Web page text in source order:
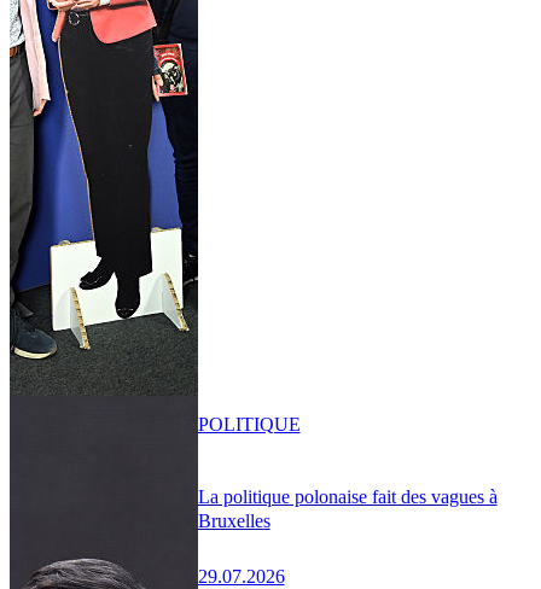
La politique polonaise fait des vagues à
Bruxelles
29.07.2026
POLITIQUE